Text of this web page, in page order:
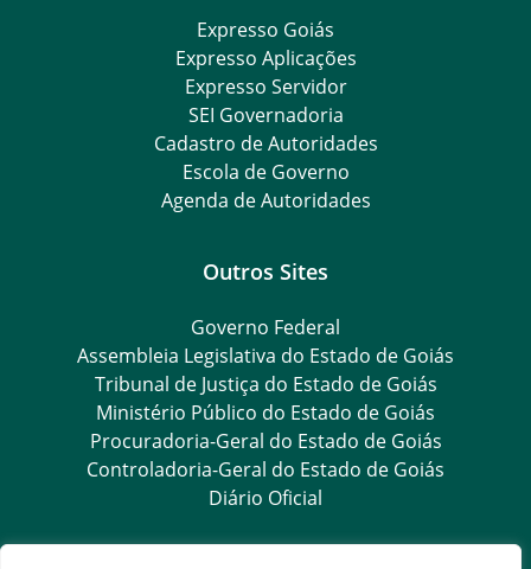
Expresso Goiás
Expresso Aplicações
Expresso Servidor
SEI Governadoria
Cadastro de Autoridades
Escola de Governo
Agenda de Autoridades
Outros Sites
Governo Federal
Assembleia Legislativa do Estado de Goiás
Tribunal de Justiça do Estado de Goiás
Ministério Público do Estado de Goiás
Procuradoria-Geral do Estado de Goiás
Controladoria-Geral do Estado de Goiás
Diário Oficial